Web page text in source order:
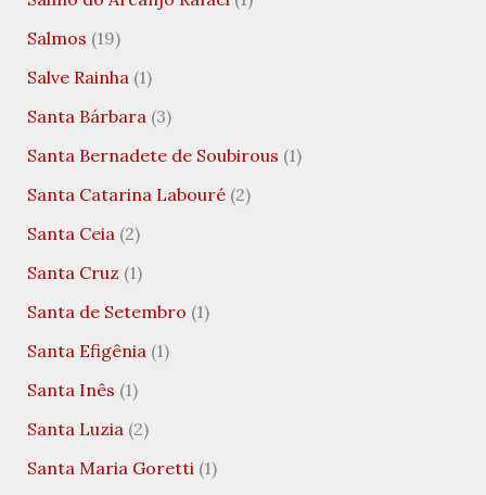
Salmos (19)
Salve Rainha(1)
Santa Bárbara(3)
Santa Bernadete de Soubirous (1)
Santa Catarina Labouré(2)
Santa Ceia(2)
Santa Cruz (1)
Santa de Setembro (1)
Santa Efigênia(1)
Santa Inês (1)
Santa Luzia(2)
Santa Maria Goretti(1)